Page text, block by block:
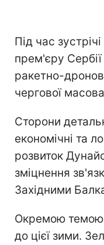
Під час
прем'єру
ракетно-
чергової
Сторони
економічні та
розвиток
зміцнення
Західними
Окремою темою
до цієї зими.